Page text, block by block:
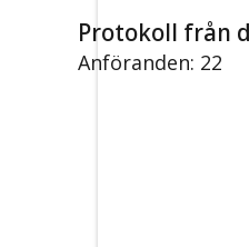
Protokoll från
Anföranden: 22